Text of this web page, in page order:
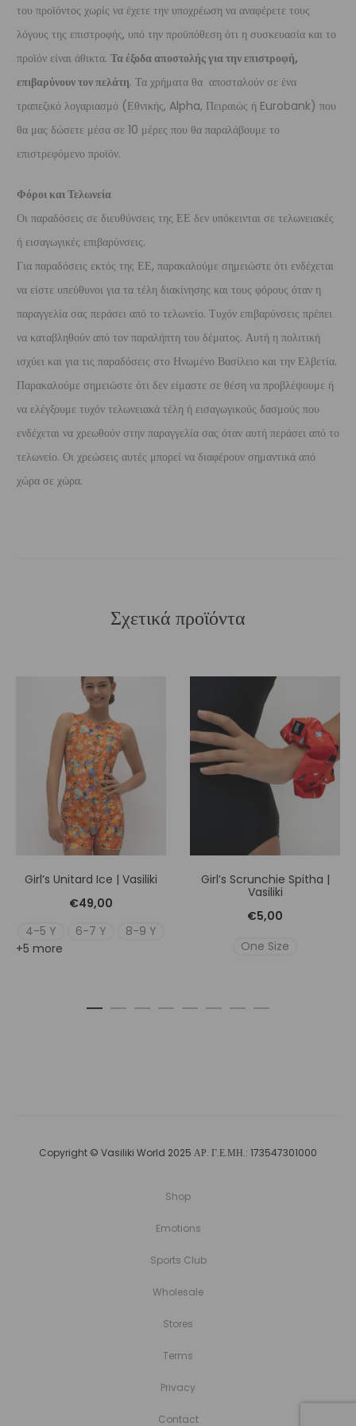
του προϊόντος χωρίς να έχετε την υποχρέωση να αναφέρετε τους
λόγους της επιστροφής, υπό την προϋπόθεση ότι η συσκευασία και το
προϊόν είναι άθικτα. Τα έξοδα αποστολής για την επιστροφή,
επιβαρύνουν τον πελάτη. Τα χρήματα θα αποσταλούν σε ένα
τραπεζικό λογαριασμό (Εθνικής, Alpha, Πειραιώς ή Eurobank) που
θα μας δώσετε μέσα σε 10 μέρες που θα παραλάβουμε το
επιστρεφόμενο προϊόν.
Φόροι και Τελωνεία
Οι παραδόσεις σε διευθύνσεις της ΕΕ δεν υπόκεινται σε τελωνειακές
ή εισαγωγικές επιβαρύνσεις.
Για παραδόσεις εκτός της ΕΕ, παρακαλούμε σημειώστε ότι ενδέχεται
να είστε υπεύθυνοι για τα τέλη διακίνησης και τους φόρους όταν η
παραγγελία σας περάσει από το τελωνείο. Τυχόν επιβαρύνσεις πρέπει
να καταβληθούν από τον παραλήπτη του δέματος. Αυτή η πολιτική
ισχύει και για τις παραδόσεις στο Ηνωμένο Βασίλειο και την Ελβετία.
Παρακαλούμε σημειώστε ότι δεν είμαστε σε θέση να προβλέψουμε ή
να ελέγξουμε τυχόν τελωνειακά τέλη ή εισαγωγικούς δασμούς που
ενδέχεται να χρεωθούν στην παραγγελία σας όταν αυτή περάσει από το
τελωνείο. Οι χρεώσεις αυτές μπορεί να διαφέρουν σημαντικά από
χώρα σε χώρα.
Σχετικά προϊόντα
Girl’s Unitard Ice | Vasiliki
€49,00
4-5 Y
6-7 Y
8-9 Y
+5 more
Girl’s Scrunchie Spitha |
Vasiliki
€5,00
One Size
Copyright © Vasiliki World 2025 ΑΡ. Γ.Ε.ΜΗ.: 173547301000
Shop
Emotions
Sports Club
Wholesale
Stores
Terms
Privacy
Contact